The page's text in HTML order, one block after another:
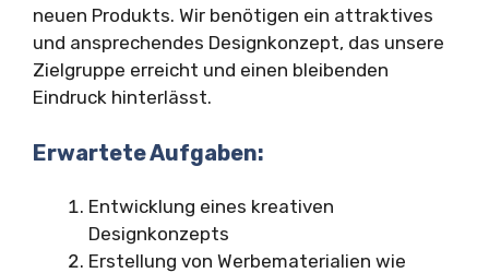
neuen Produkts. Wir benötigen ein attraktives
und ansprechendes Designkonzept, das unsere
Zielgruppe erreicht und einen bleibenden
Eindruck hinterlässt.
Erwartete Aufgaben:
Entwicklung eines kreativen
Designkonzepts
Erstellung von Werbematerialien wie